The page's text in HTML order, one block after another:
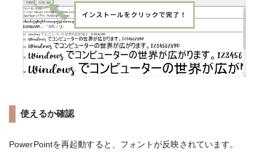
使えるか確認
PowerPointを再起動すると、フォントが反映されています。